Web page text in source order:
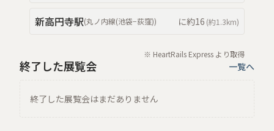
新高円寺駅(丸ノ内線(池袋−荻窪)) に約16 (約1.3km)
※ HeartRails Express より取得
終了した展覧会 一覧へ
終了した展覧会はまだありません